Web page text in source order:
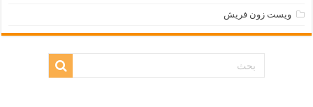
ويست زون فريش